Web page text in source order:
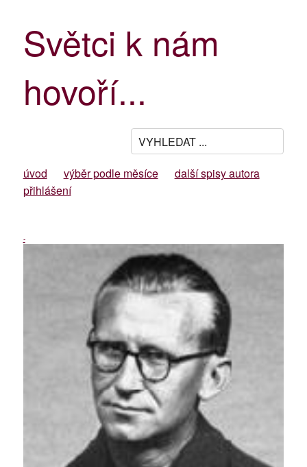
Světci k nám
hovoří...
úvod výběr podle měsíce
další spisy autora
přihlášení
-